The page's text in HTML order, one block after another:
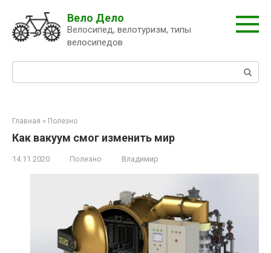
контенту
Вело Дело
Велосипед, велотуризм, типы
велосипедов
Главная » Полезно
Как вакуум смог изменить мир
14.11.2020 Полезно Владимир